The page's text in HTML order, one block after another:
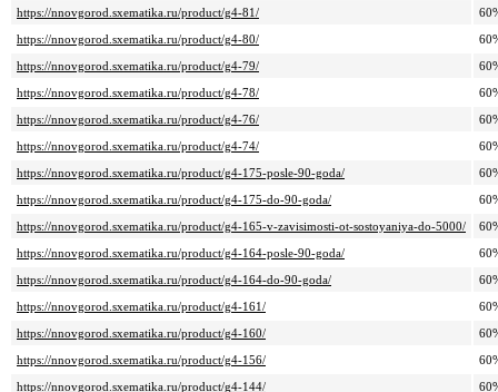
https://nnovgorod.sxematika.ru/product/g4-81/
https://nnovgorod.sxematika.ru/product/g4-80/
https://nnovgorod.sxematika.ru/product/g4-79/
https://nnovgorod.sxematika.ru/product/g4-78/
https://nnovgorod.sxematika.ru/product/g4-76/
https://nnovgorod.sxematika.ru/product/g4-74/
https://nnovgorod.sxematika.ru/product/g4-175-posle-90-goda/
https://nnovgorod.sxematika.ru/product/g4-175-do-90-goda/
https://nnovgorod.sxematika.ru/product/g4-165-v-zavisimosti-ot-sostoyaniya-do-5000/
https://nnovgorod.sxematika.ru/product/g4-164-posle-90-goda/
https://nnovgorod.sxematika.ru/product/g4-164-do-90-goda/
https://nnovgorod.sxematika.ru/product/g4-161/
https://nnovgorod.sxematika.ru/product/g4-160/
https://nnovgorod.sxematika.ru/product/g4-156/
https://nnovgorod.sxematika.ru/product/g4-144/